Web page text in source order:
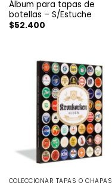
Álbum para tapas de
botellas – S/Estuche
$52.400
COLECCIONAR TAPAS O CHAPAS